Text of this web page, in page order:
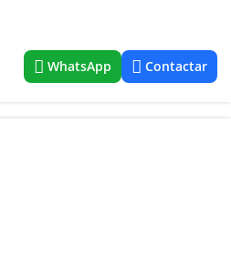
WhatsApp Contactar